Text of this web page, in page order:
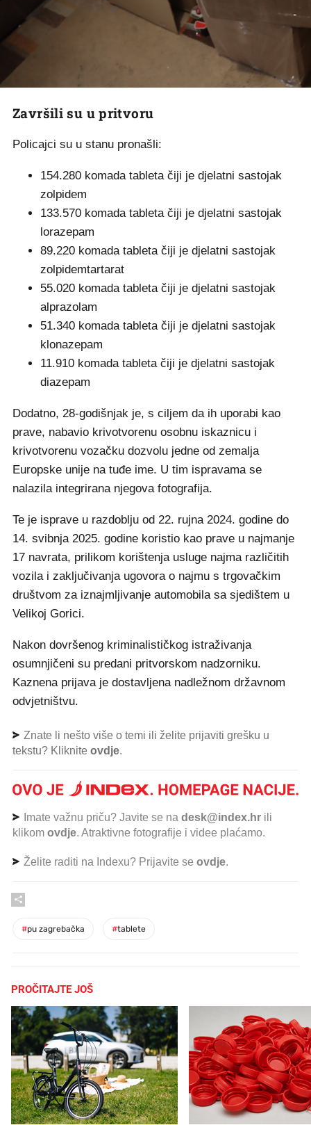
Završili su u pritvoru
Policajci su u stanu pronašli:
154.280 komada tableta čiji je djelatni sastojak
zolpidem
133.570 komada tableta čiji je djelatni sastojak
lorazepam
89.220 komada tableta čiji je djelatni sastojak
zolpidemtartarat
55.020 komada tableta čiji je djelatni sastojak
alprazolam
51.340 komada tableta čiji je djelatni sastojak
klonazepam
11.910 komada tableta čiji je djelatni sastojak
diazepam
Dodatno, 28-godišnjak je, s ciljem da ih uporabi kao
prave, nabavio krivotvorenu osobnu iskaznicu i
krivotvorenu vozačku dozvolu jedne od zemalja
Europske unije na tuđe ime. U tim ispravama se
nalazila integrirana njegova fotografija.
Te je isprave u razdoblju od 22. rujna 2024. godine do
14. svibnja 2025. godine koristio kao prave u najmanje
17 navrata, prilikom korištenja usluge najma različitih
vozila i zaključivanja ugovora o najmu s trgovačkim
društvom za iznajmljivanje automobila sa sjedištem u
Velikoj Gorici.
Nakon dovršenog kriminalističkog istraživanja
osumnjičeni su predani pritvorskom nadzorniku.
Kaznena prijava je dostavljena nadležnom državnom
odvjetništvu.
Znate li nešto više o temi ili želite prijaviti grešku u
tekstu? Kliknite ovdje.
Imate važnu priču? Javite se na desk@index.hr ili
klikom ovdje. Atraktivne fotografije i videe plaćamo.
Želite raditi na Indexu? Prijavite se ovdje.
#pu zagrebačka #tablete
PROČITAJTE JOŠ